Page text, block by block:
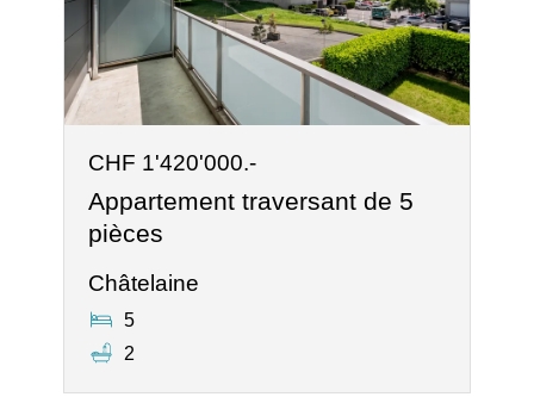
CHF 1'420'000.-
Appartement traversant de 5
pièces
Châtelaine
5
2